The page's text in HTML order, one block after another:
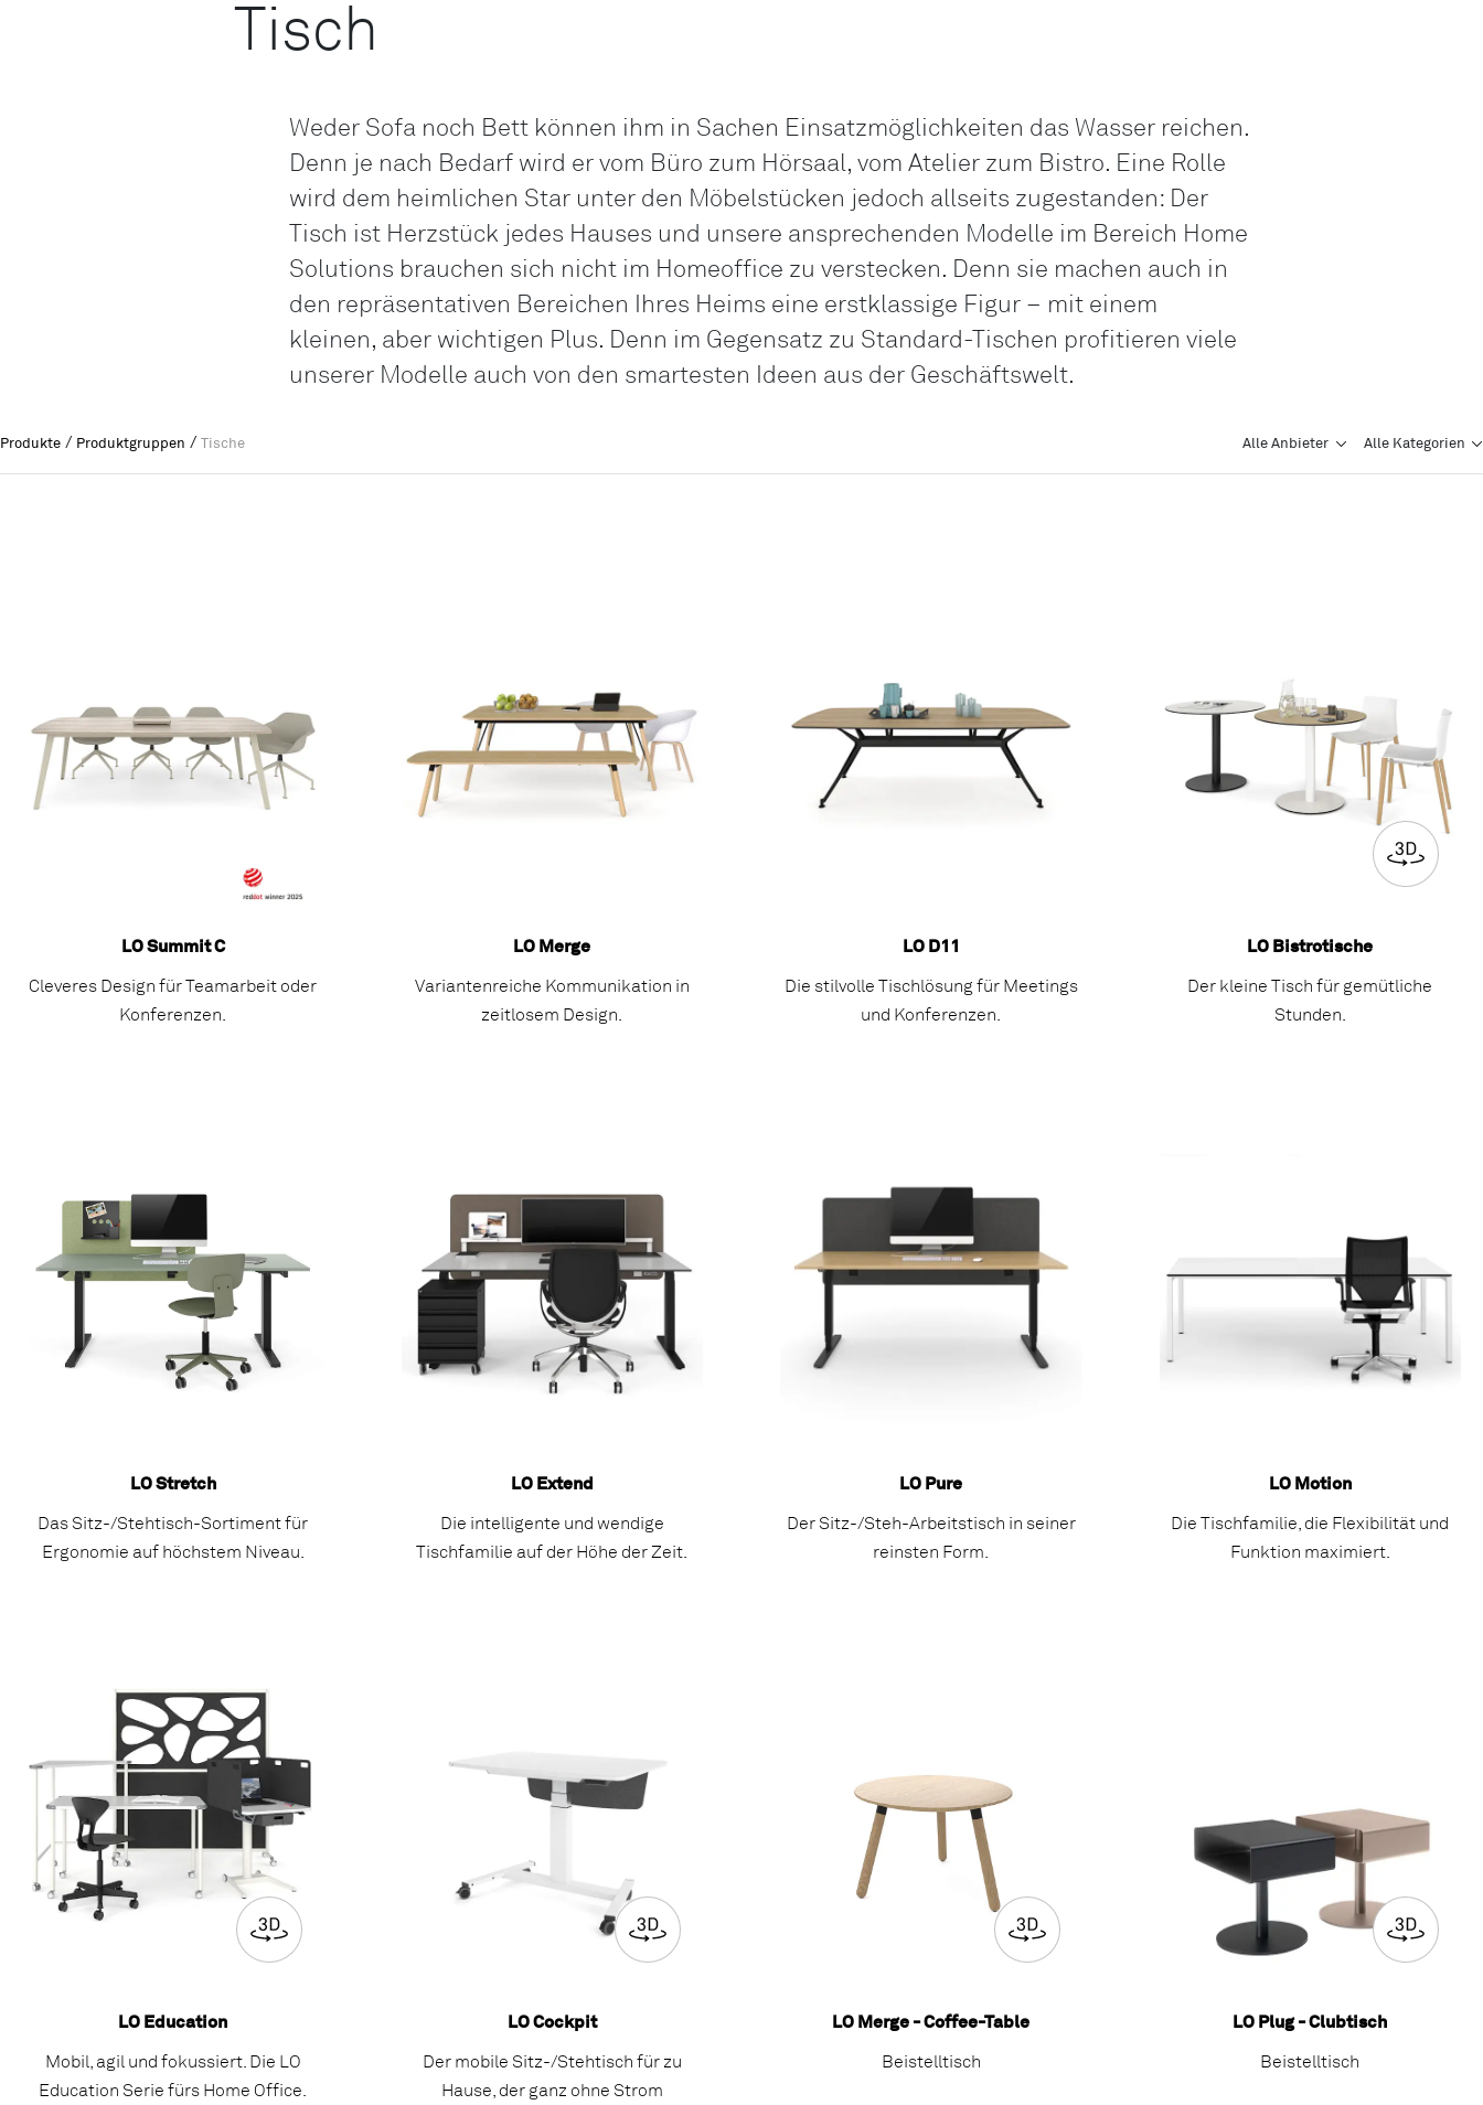
Tisch
Weder Sofa noch Bett können ihm in Sachen Einsatzmöglichkeiten das Wasser reichen.
Denn je nach Bedarf wird er vom Büro zum Hörsaal, vom Atelier zum Bistro. Eine Rolle
wird dem heimlichen Star unter den Möbelstücken jedoch allseits zugestanden: Der
Tisch ist Herzstück jedes Hauses und unsere ansprechenden Modelle im Bereich Home
Solutions brauchen sich nicht im Homeoffice zu verstecken. Denn sie machen auch in
den repräsentativen Bereichen Ihres Heims eine erstklassige Figur – mit einem
kleinen, aber wichtigen Plus. Denn im Gegensatz zu Standard-Tischen profitieren viele
unserer Modelle auch von den smartesten Ideen aus der Geschäftswelt.
Produkte / Produktgruppen / Tische Alle Anbieter Alle Kategorien
LO Summit C
Cleveres Design für Teamarbeit oder
Konferenzen.
LO Merge
Variantenreiche Kommunikation in
zeitlosem Design.
LO D11
Die stilvolle Tischlösung für Meetings
und Konferenzen.
LO Bistrotische
Der kleine Tisch für gemütliche
Stunden.
LO Stretch
Das Sitz-/Stehtisch-Sortiment für
Ergonomie auf höchstem Niveau.
LO Extend
Die intelligente und wendige
Tischfamilie auf der Höhe der Zeit.
LO Pure
Der Sitz-/Steh-Arbeitstisch in seiner
reinsten Form.
LO Motion
Die Tischfamilie, die Flexibilität und
Funktion maximiert.
LO Education
Mobil, agil und fokussiert. Die LO
Education Serie fürs Home Office.
LO Cockpit
Der mobile Sitz-/Stehtisch für zu
Hause, der ganz ohne Strom
LO Merge - Coffee-Table
Beistelltisch
LO Plug - Clubtisch
Beistelltisch